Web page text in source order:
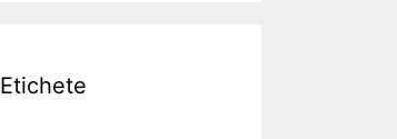
Etichete